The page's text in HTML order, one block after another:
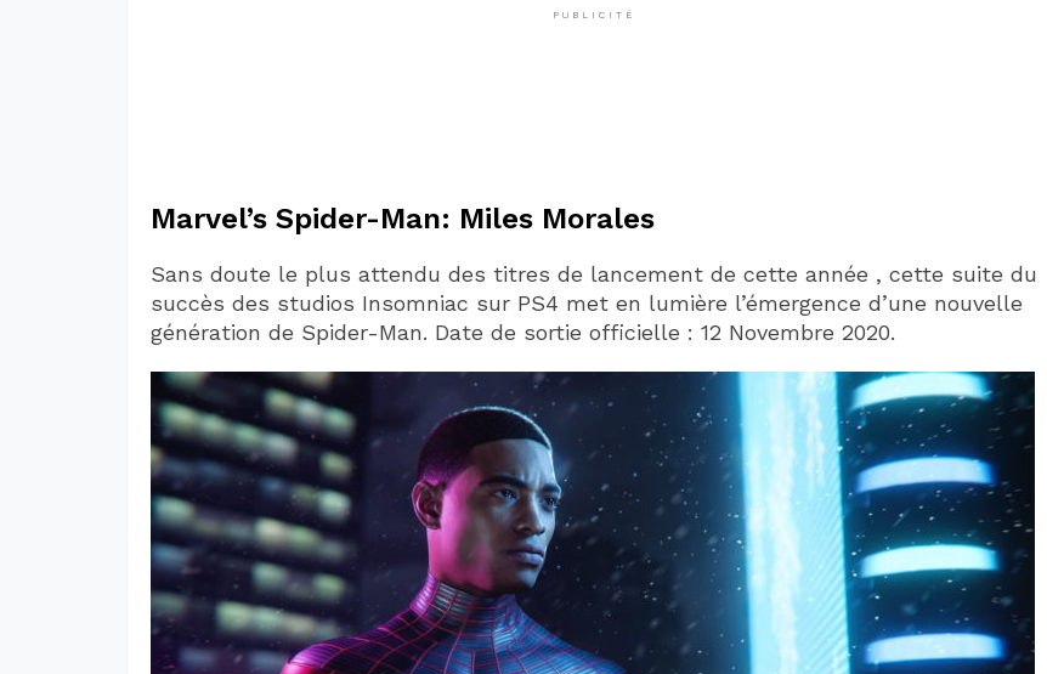
PUBLICITÉ
Marvel’s Spider-Man: Miles Morales
Sans doute le plus attendu des titres de lancement de cette année , cette suite du
succès des studios Insomniac sur PS4 met en lumière l’émergence d’une nouvelle
génération de Spider-Man. Date de sortie officielle : 12 Novembre 2020.